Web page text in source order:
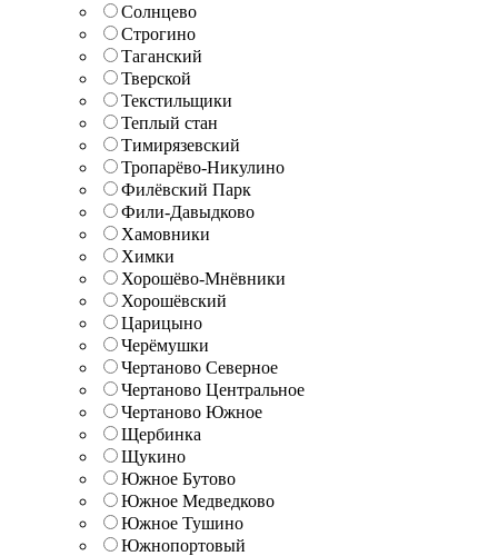
Солнцево
Строгино
Таганский
Тверской
Текстильщики
Теплый стан
Тимирязевский
Тропарёво-Никулино
Филёвский Парк
Фили-Давыдково
Хамовники
Химки
Хорошёво-Мнёвники
Хорошёвский
Царицыно
Черёмушки
Чертаново Северное
Чертаново Центральное
Чертаново Южное
Щербинка
Щукино
Южное Бутово
Южное Медведково
Южное Тушино
Южнопортовый